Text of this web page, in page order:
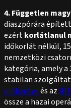
4. Független
diaszpórára
ezértkorlátlanul
időkorlát nélkül,
nemzetközi
kategória, amely
stabilan
előfizetésés az
össze a hazai